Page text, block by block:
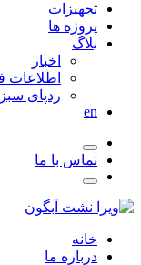
تجهیزات
پروژه ها
بلاگ
اخبار
اطلاعات
ردپای سبز
en
تماس با ما
خانه
درباره ما